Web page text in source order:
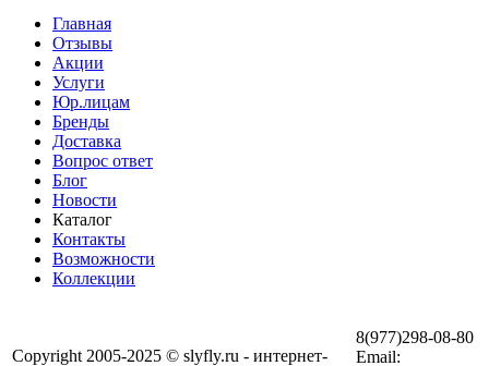
Главная
Отзывы
Акции
Услуги
Юр.лицам
Бренды
Доставка
Вопрос ответ
Блог
Новости
Каталог
Контакты
Возможности
Коллекции
Copyright 2005-2025 © slyfly.ru - интернет-
8(977)298-08-80
Email: